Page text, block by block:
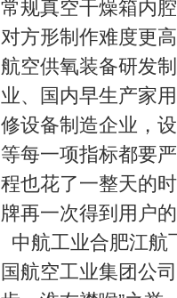
常规真空干燥箱内
对方形制作难度更
航空供氧装备研发
业、国内早生产家
修设备制造企业，
等每一项指标都要
程也花了一整天的
牌再一次得到用户
中航工业合肥江航
国航空工业集团公